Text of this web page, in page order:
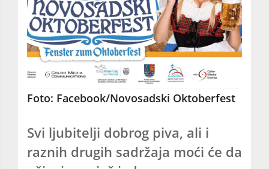
Foto: Facebook/Novosadski Oktoberfest
Svi ljubitelji dobrog piva, ali i
raznih drugih sadržaja moći će da